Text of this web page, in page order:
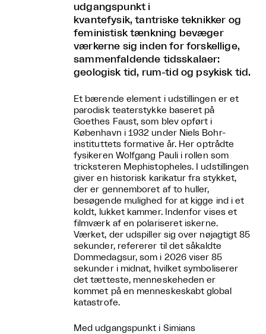
udgangspunkt i
kvantefysik, tantriske teknikker og
feministisk tænkning bevæger
værkerne sig inden for forskellige,
sammenfaldende tidsskalaer:
geologisk tid, rum-tid og psykisk tid.
Et bærende element i udstillingen er et
parodisk teaterstykke baseret på
Goethes Faust, som blev opført i
København i 1932 under Niels Bohr-
instituttets formative år. Her optrådte
fysikeren Wolfgang Pauli i rollen som
tricksteren Mephistopheles. I udstillingen
giver en historisk karikatur fra stykket,
der er gennemboret af to huller,
besøgende mulighed for at kigge ind i et
koldt, lukket kammer. Indenfor vises et
filmværk af en polariseret iskerne.
Værket, der udspiller sig over nøjagtigt 85
sekunder, refererer til det såkaldte
Dommedagsur, som i 2026 viser 85
sekunder i midnat, hvilket symboliserer
det tætteste, menneskeheden er
kommet på en menneskeskabt global
katastrofe.
Med udgangspunkt i Simians